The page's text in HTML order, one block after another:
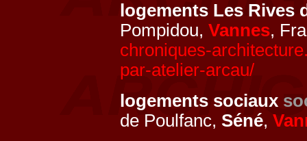
logements Les Rives
Pompidou, Vannes,
chroniques-
par-atelier-arcau/
logements sociaux
de Poulfanc, Séné,